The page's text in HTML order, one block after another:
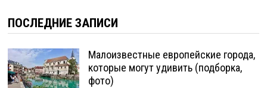
ПОСЛЕДНИЕ ЗАПИСИ
Малоизвестные европейские города,
которые могут удивить (подборка,
фото)